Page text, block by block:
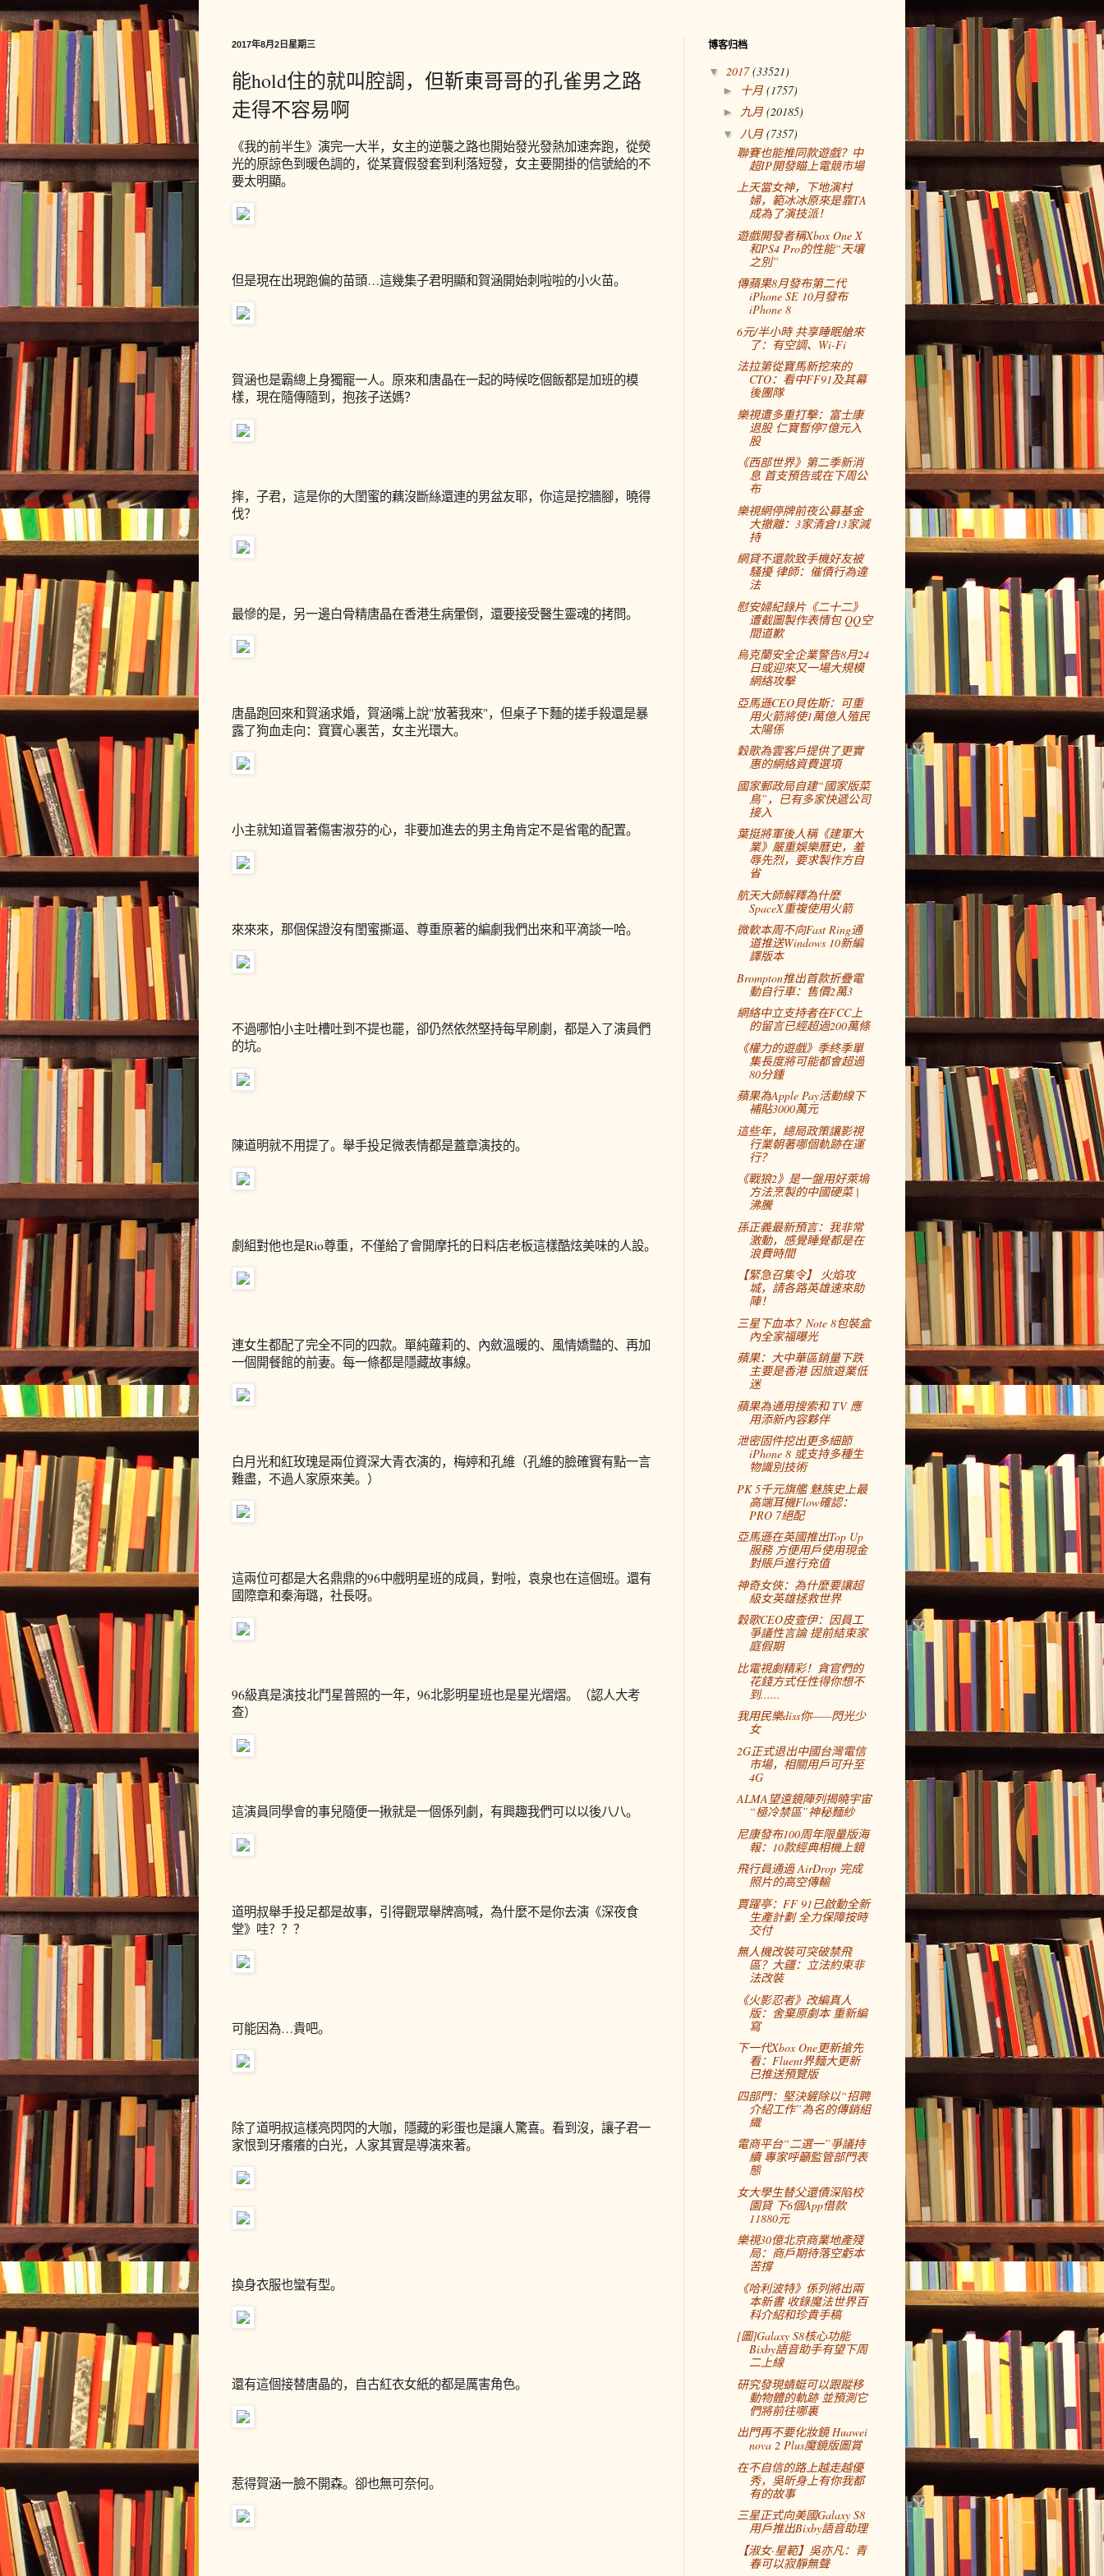
2017年8月2日星期三
能hold住的就叫腔調，但靳東哥哥的孔雀男之路
走得不容易啊
《我的前半生》演完一大半，女主的逆襲之路也開始發光發熱加速奔跑，從熒
光的原諒色到暖色調的，從某寶假發套到利落短發，女主要開掛的信號給的不
要太明顯。
但是現在出現跑偏的苗頭…這幾集子君明顯和賀涵開始刺啦啦的小火苗。
賀涵也是霸總上身獨寵一人。原來和唐晶在一起的時候吃個飯都是加班的模
樣，現在隨傳隨到，抱孩子送媽？
摔，子君，這是你的大閨蜜的藕沒斷絲還連的男盆友耶，你這是挖牆腳，曉得
伐？
最慘的是，另一邊白骨精唐晶在香港生病暈倒，還要接受醫生靈魂的拷問。
唐晶跑回來和賀涵求婚，賀涵嘴上說"放著我來"，但桌子下麵的搓手殺還是暴
露了狗血走向：寶寶心裏苦，女主光環大。
小主就知道冒著傷害淑芬的心，非要加進去的男主角肯定不是省電的配置。
來來來，那個保證沒有閨蜜撕逼、尊重原著的編劇我們出來和平滴談一哈。
不過哪怕小主吐槽吐到不提也罷，卻仍然依然堅持每早刷劇，都是入了演員們
的坑。
陳道明就不用提了。舉手投足微表情都是蓋章演技的。
劇組對他也是Rio尊重，不僅給了會開摩托的日料店老板這樣酷炫美味的人設。
連女生都配了完全不同的四款。單純蘿莉的、內斂溫暖的、風情嬌豔的、再加
一個開餐館的前妻。每一條都是隱藏故事線。
白月光和紅玫瑰是兩位資深大青衣演的，梅婷和孔維（孔維的臉確實有點一言
難盡，不過人家原來美。）
這兩位可都是大名鼎鼎的96中戲明星班的成員，對啦，袁泉也在這個班。還有
國際章和秦海璐，社長呀。
96級真是演技北鬥星普照的一年，96北影明星班也是星光熠熠。（認人大考
查）
這演員同學會的事兒隨便一揪就是一個係列劇，有興趣我們可以以後八八。
道明叔舉手投足都是故事，引得觀眾舉牌高喊，為什麼不是你去演《深夜食
堂》哇？？？
可能因為…貴吧。
除了道明叔這樣亮閃閃的大咖，隱藏的彩蛋也是讓人驚喜。看到沒，讓子君一
家恨到牙癢癢的白光，人家其實是導演來著。
換身衣服也蠻有型。
還有這個接替唐晶的，自古紅衣女紙的都是厲害角色。
惹得賀涵一臉不開森。卻也無可奈何。
博客归档
▼ 2017(33521)
► 十月(1757)
► 九月(20185)
▼ 八月(7357)
聯賽也能推同款遊戲？中
超IP開發瞄上電競市場
上天當女神，下地演村
婦，範冰冰原來是靠TA
成為了演技派！
遊戲開發者稱Xbox One X
和PS4 Pro的性能“天壤
之別”
傳蘋果8月發布第二代
iPhone SE 10月發布
iPhone 8
6元/半小時 共享睡眠艙來
了：有空調、Wi-Fi
法拉第從寶馬新挖來的
CTO：看中FF91及其幕
後團隊
樂視遭多重打擊：富士康
退股 仁寶暫停7億元入
股
《西部世界》第二季新消
息 首支預告或在下周公
布
樂視網停牌前夜公募基金
大撤離：3家清倉13家減
持
網貸不還款致手機好友被
騷擾 律師：催債行為違
法
慰安婦紀錄片《二十二》
遭截圖製作表情包 QQ空
間道歉
烏克蘭安全企業警告8月24
日或迎來又一場大規模
網絡攻擊
亞馬遜CEO貝佐斯：可重
用火箭將使1萬億人殖民
太陽係
穀歌為雲客戶提供了更實
惠的網絡資費選項
國家郵政局自建“國家版菜
鳥”，已有多家快遞公司
接入
葉挺將軍後人稱《建軍大
業》嚴重娛樂曆史，羞
辱先烈，要求製作方自
省
航天大師解釋為什麼
SpaceX重複使用火箭
微軟本周不向Fast Ring通
道推送Windows 10新編
譯版本
Brompton推出首款折疊電
動自行車：售價2萬3
網絡中立支持者在FCC上
的留言已經超過200萬條
《權力的遊戲》季終季單
集長度將可能都會超過
80分鍾
蘋果為Apple Pay活動線下
補貼3000萬元
這些年，總局政策讓影視
行業朝著哪個軌跡在運
行？
《戰狼2》是一盤用好萊塢
方法烹製的中國硬菜 |
沸騰
孫正義最新預言：我非常
激動，感覺睡覺都是在
浪費時間
【緊急召集令】 火焰攻
城，請各路英雄速來助
陣！
三星下血本？Note 8包裝盒
內全家福曝光
蘋果：大中華區銷量下跌
主要是香港 因旅遊業低
迷
蘋果為通用搜索和 TV 應
用添新內容夥伴
泄密固件挖出更多細節
iPhone 8 或支持多種生
物識別技術
PK 5千元旗艦 魅族史上最
高端耳機Flow確認：
PRO 7絕配
亞馬遜在英國推出Top Up
服務 方便用戶使用現金
對賬戶進行充值
神奇女俠：為什麼要讓超
級女英雄拯救世界
穀歌CEO皮查伊：因員工
爭議性言論 提前結束家
庭假期
比電視劇精彩！貪官們的
花錢方式任性得你想不
到......
我用民樂diss你——閃光少
女
2G正式退出中國台灣電信
市場，相關用戶可升至
4G
ALMA望遠鏡陣列揭曉宇宙
“極冷禁區”神秘麵紗
尼康發布100周年限量版海
報：10款經典相機上鏡
飛行員通過 AirDrop 完成
照片的高空傳輸
賈躍亭：FF 91已啟動全新
生產計劃 全力保障按時
交付
無人機改裝可突破禁飛
區？大疆：立法約束非
法改裝
《火影忍者》改編真人
版：舍棄原劇本 重新編
寫
下一代Xbox One更新搶先
看：Fluent界麵大更新
已推送預覽版
四部門：堅決鏟除以“招聘
介紹工作”為名的傳銷組
織
電商平台“二選一”爭議持
續 專家呼籲監管部門表
態
女大學生替父還債深陷校
園貸 下6個App借款
11880元
樂視30億北京商業地產殘
局：商戶期待落空虧本
苦撐
《哈利波特》係列將出兩
本新書 收錄魔法世界百
科介紹和珍貴手稿
[圖]Galaxy S8核心功能
Bixby語音助手有望下周
二上線
研究發現蜻蜓可以跟蹤移
動物體的軌跡 並預測它
們將前往哪裏
出門再不要化妝鏡 Huawei
nova 2 Plus魔鏡版圖賞
在不自信的路上越走越優
秀，吳昕身上有你我都
有的故事
三星正式向美國Galaxy S8
用戶推出Bixby語音助理
【淑女·星範】吳亦凡：青
春可以寂靜無聲